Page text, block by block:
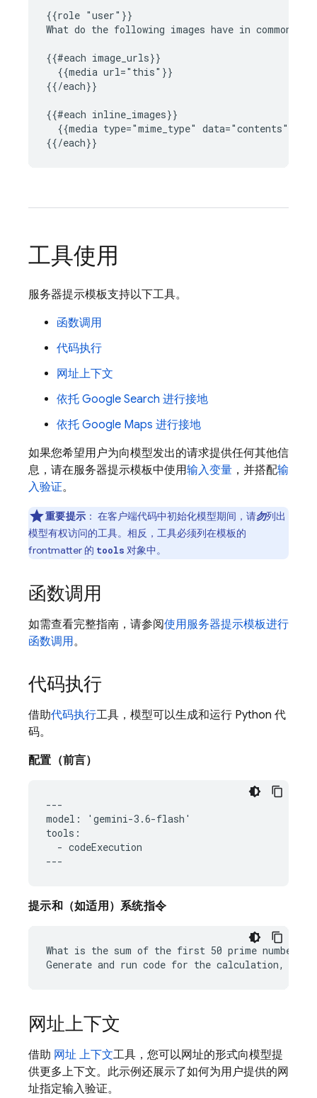
{{role "user"}}
What do the following images have in common?
{{#each image_urls}}
  {{media url="this"}}
{{/each}}
{{#each inline_images}}
  {{media type="mime_type" data="contents"}}
工具使用
服务器提示模板支持以下工具。
函数调用
代码执行
网址上下文
依托 Google Search 进行接地
依托 Google Maps 进行接地
如果您希望用户为向模型发出的请求提供任何其他信
息，请在服务器提示模板中使用输入变量 ，并搭配输
入验证。
重要提示 ： 在客户端代码中初始化模型期间，请勿列出
模型有权访问的工具。相反，工具必须列在模板的
frontmatter 的 tools 对象中。
函数调用
如需查看完整指南，请参阅使用服务器提示模板进行
函数调用。
代码执行
借助代码执行工具，模型可以生成和运行 Python 代
码。
配置（前言）
---
model: 'gemini-3.6-flash'
tools:
  - codeExecution
提示和（如适用）系统指令
What is the sum of the first 50 prime numbers?
网址上下文
借助 网址 上下文工具，您可以网址的形式向模型提
供更多上下文。此示例还展示了如何为用户提供的网
址指定输入验证。